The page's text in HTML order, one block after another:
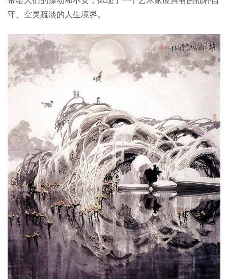
守、空灵疏淡的人生境界。